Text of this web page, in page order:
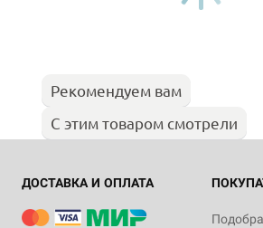
Рекомендуем вам
С этим товаром смотрели
ДОСТАВКА И ОПЛАТА